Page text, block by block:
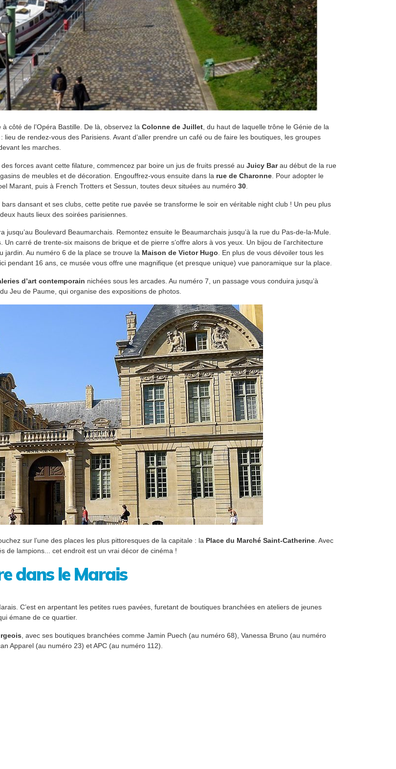
à côté de l’Opéra Bastille. De là, observez la Colonne de Juillet , du haut de laquelle trône le Génie de la
de rendez-vous des Parisiens. Avant d’aller prendre un café ou de faire les boutiques, les groupes
les marches.
forces avant cette filature, commencez par boire un jus de fruits pressé au Juicy Barau début de la rue
de meubles et de décoration. Engouffrez-vous ensuite dans la rue de Charonne . Pour adopter le
Marant, puis à French Trotters et Sessun, toutes deux situées au numéro 30
bars dansant et ses clubs, cette petite rue pavée se transforme le soir en véritable night club ! Un peu plus
hauts lieux des soirées parisiennes.
jusqu’au Boulevard Beaumarchais. Remontez ensuite le Beaumarchais jusqu’à la rue du Pas-de-la-Mule.
. Un carré de trente-six maisons de brique et de pierre s’offre alors à vos yeux. Un bijou de l’architecture
jardin. Au numéro 6 de la place se trouve la Maison de Victor Hugo. En plus de vous dévoiler tous les
pendant 16 ans, ce musée vous offre une magnifique (et presque unique) vue panoramique sur la place.
d’art contemporain nichées sous les arcades. Au numéro 7, un passage vous conduira jusqu’à
Jeu de Paume, qui organise des expositions de photos.
sur l’une des places les plus pittoresques de la capitale : la Place du Marché Saint-Catherine . Avec
de lampions... cet endroit est un vrai décor de cinéma !
dans le Marais
C’est en arpentant les petites rues pavées, furetant de boutiques branchées en ateliers de jeunes
émane de ce quartier.
, avec ses boutiques branchées comme Jamin Puech (au numéro 68), Vanessa Bruno (au numéro
Apparel (au numéro 23) et APC (au numéro 112).